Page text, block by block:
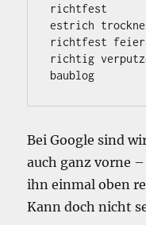
richtfest
estrich
richtfest
richtig
Bei Google sind
auch ganz vorne
ihn einmal oben
Kann doch nicht